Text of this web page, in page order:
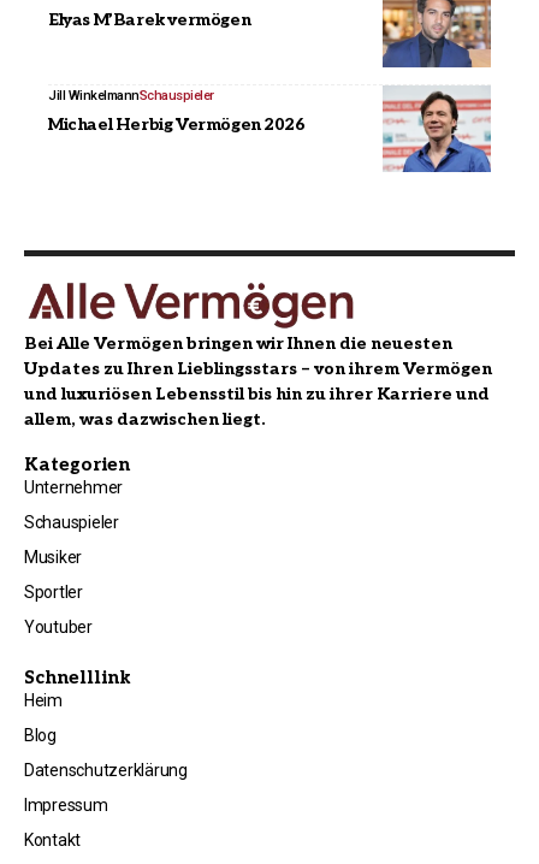
Elyas M’Barek vermögen
Jill WinkelmannSchauspieler
Michael Herbig Vermögen 2026
Bei Alle Vermögen bringen wir Ihnen die neuesten
Updates zu Ihren Lieblingsstars – von ihrem Vermögen
und luxuriösen Lebensstil bis hin zu ihrer Karriere und
allem, was dazwischen liegt.
Kategorien
Unternehmer
Schauspieler
Musiker
Sportler
Youtuber
Schnelllink
Heim
Blog
Datenschutzerklärung
Impressum
Kontakt